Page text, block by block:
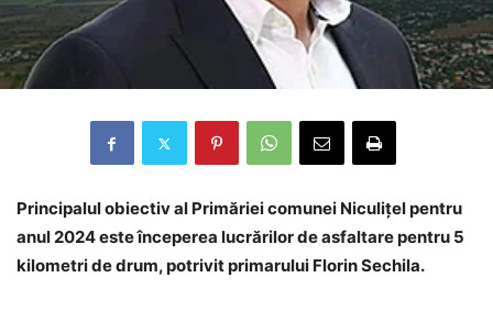
Principalul obiectiv al Primăriei comunei Niculițel pentru
anul 2024 este începerea lucrărilor de asfaltare pentru 5
kilometri de drum, potrivit primarului Florin Sechila.